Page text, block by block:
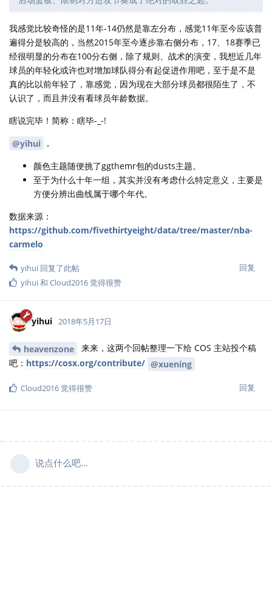
我感觉比较奇怪的是11年-14仍然是靠左分布，感觉11年至今应该普
遍得分是较高的，当然2015年至今逐步靠右侧分布，17、18赛季已
经很明显的分布在100分右侧，除了规则、战术的演变，我想近几年
球员的年轻化或许也对增加球队得分有起促进作用吧，至于是不是
真的比以前年轻了，靠感觉，因为现在大部分球员都很陌生了，不
认识了，而且并没有看球员年龄数据。
瞎说完毕！简称：瞎毕-_-!
@yihui ，
颜色主题随便挑了ggthemr包的dusts主题。
至于为什么十年一组，其实并没有考虑什么特定意义，主要是
方便分辨出曲线属于哪个年代。
数据来源：
https://github.com/fivethirtyeight/data/tree/master/nba-
carmelo
回复
yihui 回复了此帖
yihui和 Cloud2016觉得很赞
yihui 2018年5月17日
heavenzone
来来，这两个回帖整理一下给 COS 主站投个稿
吧： https://cosx.org/contribute/ @xuening
回复
Cloud2016觉得很赞
说点什么吧...